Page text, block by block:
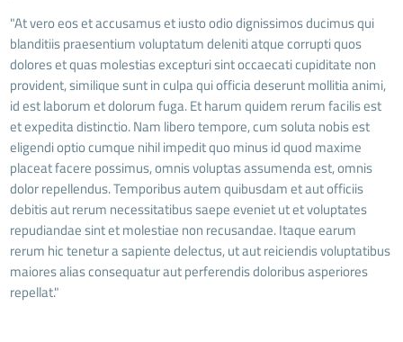
"At vero eos et accusamus et iusto odio dignissimos ducimus qui
blanditiis praesentium voluptatum deleniti atque corrupti quos
dolores et quas molestias excepturi sint occaecati cupiditate non
provident, similique sunt in culpa qui officia deserunt mollitia animi,
id est laborum et dolorum fuga. Et harum quidem rerum facilis est
et expedita distinctio. Nam libero tempore, cum soluta nobis est
eligendi optio cumque nihil impedit quo minus id quod maxime
placeat facere possimus, omnis voluptas assumenda est, omnis
dolor repellendus. Temporibus autem quibusdam et aut officiis
debitis aut rerum necessitatibus saepe eveniet ut et voluptates
repudiandae sint et molestiae non recusandae. Itaque earum
rerum hic tenetur a sapiente delectus, ut aut reiciendis voluptatibus
maiores alias consequatur aut perferendis doloribus asperiores
repellat."